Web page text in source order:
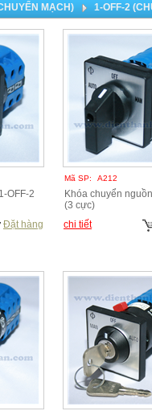
MẠCH) 1-OFF-2
OFF-2
Đặt hàng
Mã SP: A212
Khóa chuyển
(3 cực)
chi tiết